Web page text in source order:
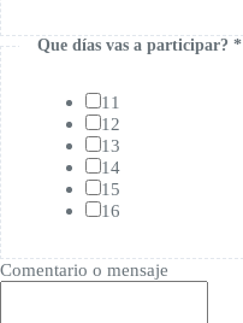
Que días vas a participar? *
11
12
13
14
15
16
Comentario o mensaje